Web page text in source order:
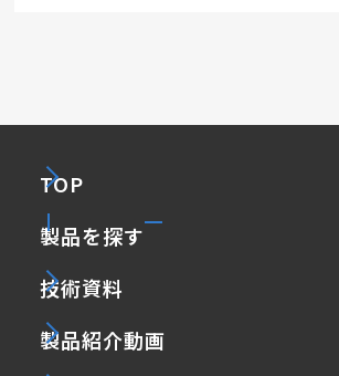
TOP
製品を探す
技術資料
製品紹介動画